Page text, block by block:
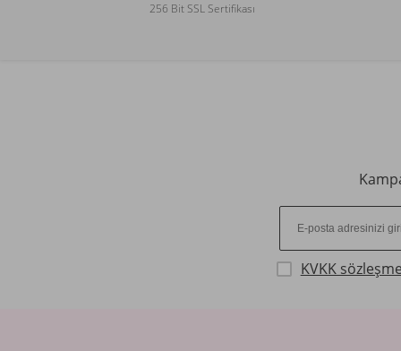
256 Bit SSL Sertifikası
KVKK